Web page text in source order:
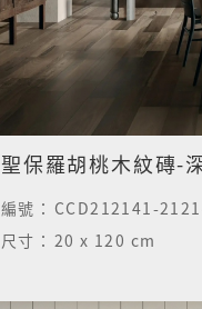
聖保羅胡桃木紋磚-
編號： CCD212141-
尺寸： 20 x 120 cm